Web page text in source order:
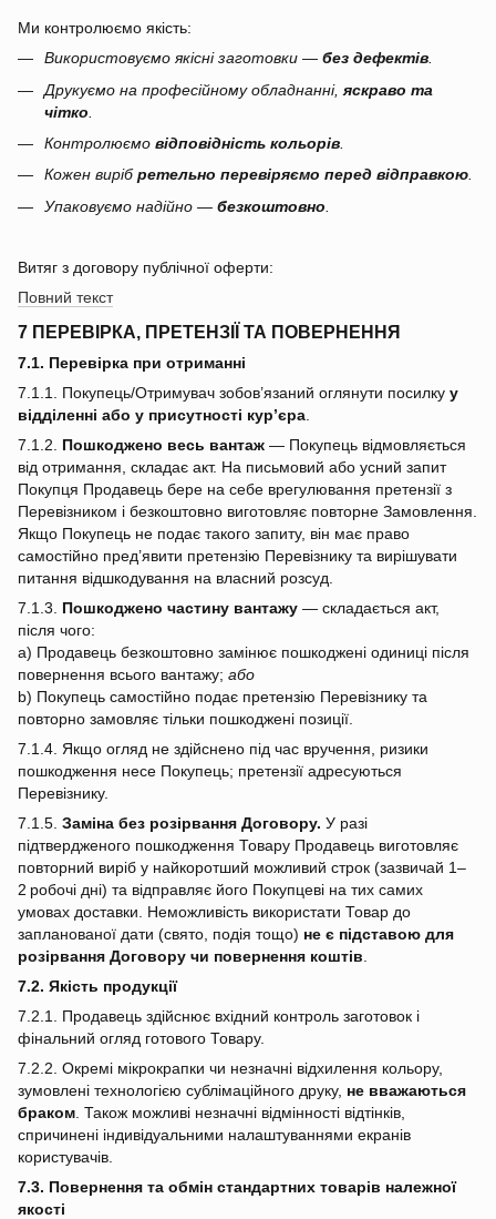
Ми контролюємо якість:
Використовуємо якісні заготовки — без дефектів
Друкуємо на професійному обладнанні, яскраво та
чітко
Контролюємо відповідність кольорів
Кожен вирібретельно перевіряємо перед відправкою.
Упаковуємо надійно — безкоштовно
Витяг з договору публічної оферти:
Повний текст
7 ПЕРЕВІРКА, ПРЕТЕНЗІЇ ТА ПОВЕРНЕННЯ
7.1. Перевірка при отриманні
7.1.1. Покупець/Отримувач зобов’язаний оглянути посилку у
відділенні або у присутності кур’єра
7.1.2. Пошкоджено весь вантаж — Покупець відмовляється
від отримання, складає акт. На письмовий або усний запит
Покупця Продавець бере на себе врегулювання претензії з
Перевізником і безкоштовно виготовляє повторне Замовлення.
Якщо Покупець не подає такого запиту, він має право
самостійно пред’явити претензію Перевізнику та вирішувати
питання відшкодування на власний розсуд.
7.1.3. Пошкоджено частину вантажу — складається акт,
після чого:
a) Продавець безкоштовно замінює пошкоджені одиниці після
повернення всього вантажу; або
b) Покупець самостійно подає претензію Перевізнику та
повторно замовляє тільки пошкоджені позиції.
7.1.4. Якщо огляд не здійснено під час вручення, ризики
пошкодження несе Покупець; претензії адресуються
Перевізнику.
7.1.5. Заміна без розірвання Договору. У разі
підтвердженого пошкодження Товару Продавець виготовляє
повторний виріб у найкоротший можливий строк (зазвичай 1–
2 робочі дні) та відправляє його Покупцеві на тих самих
умовах доставки. Неможливість використати Товар до
запланованої дати (свято, подія тощо) не є підставою для
розірвання Договору чи повернення коштів
7.2. Якість продукції
7.2.1. Продавець здійснює вхідний контроль заготовок і
фінальний огляд готового Товару.
7.2.2. Окремі мікрокрапки чи незначні відхилення кольору,
зумовлені технологією сублімаційного друку, не вважаються
браком . Також можливі незначні відмінності відтінків,
спричинені індивідуальними налаштуваннями екранів
користувачів.
7.3. Повернення та обмін стандартних товарів належної
якості